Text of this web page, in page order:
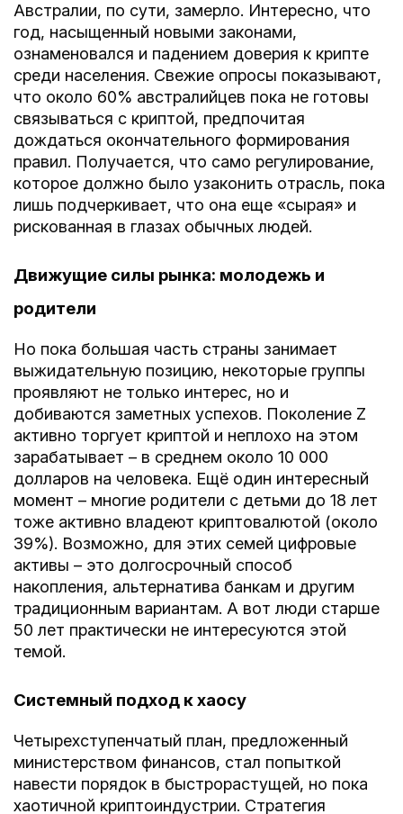
Австралии, по сути, замерло. Интересно, что
год, насыщенный новыми законами,
ознаменовался и падением доверия к крипте
среди населения. Свежие опросы показывают,
что около 60% австралийцев пока не готовы
связываться с криптой, предпочитая
дождаться окончательного формирования
правил. Получается, что само регулирование,
которое должно было узаконить отрасль, пока
лишь подчеркивает, что она еще «сырая» и
рискованная в глазах обычных людей.
Движущие силы рынка: молодежь и
родители
Но пока большая часть страны занимает
выжидательную позицию, некоторые группы
проявляют не только интерес, но и
добиваются заметных успехов. Поколение Z
активно торгует криптой и неплохо на этом
зарабатывает – в среднем около 10 000
долларов на человека. Ещё один интересный
момент – многие родители с детьми до 18 лет
тоже активно владеют криптовалютой (около
39%). Возможно, для этих семей цифровые
активы – это долгосрочный способ
накопления, альтернатива банкам и другим
традиционным вариантам. А вот люди старше
50 лет практически не интересуются этой
темой.
Системный подход к хаосу
Четырехступенчатый план, предложенный
министерством финансов, стал попыткой
навести порядок в быстрорастущей, но пока
хаотичной криптоиндустрии. Стратегия